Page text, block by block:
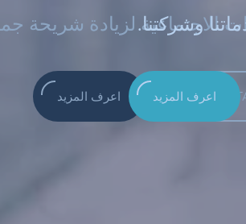
اعرف المزيد GET
وشركتنا
اعرف المزيد